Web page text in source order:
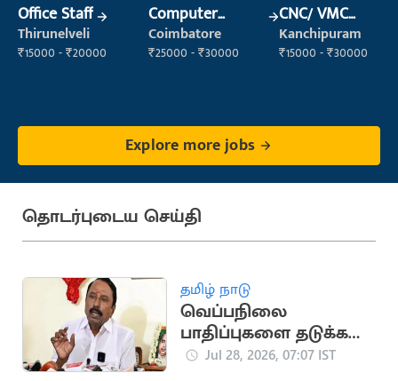
Office Staff
Thirunelveli
₹15000 - ₹20000
Computer
Operator
Coimbatore
₹25000 - ₹30000
CNC/ VMC
Operator
Kanchipuram
₹15000 - ₹30000
Explore more jobs
தொடர்புடைய செய்தி
தமிழ் நாடு
வெப்பநிலை
பாதிப்புகளை தடுக்க
ரூ.50 கோடி ஒதுக்கீடு:
Jul 28, 2026, 07:07 IST